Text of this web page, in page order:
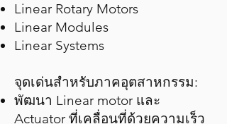
Linear Rotary Motors
Linear Modules
Linear Systems
จุดเด่นสำหรับภาคอุตสาหกรรม:
พัฒนา Linear motor และ
Actuator ที่เคลื่อนที่ด้วยความเร็ว